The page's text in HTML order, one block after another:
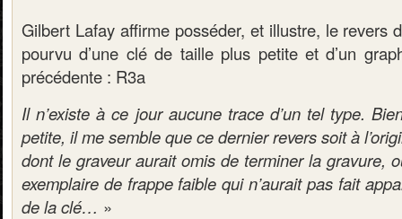
Gilbert Lafay affirme posséder, et illustre, le revers
pourvu d’une clé de taille plus petite et d’un
précédente : R3a
Il n’existe à ce jour aucune trace d’un tel type.
petite, il me semble que ce dernier revers soit à
dont le graveur aurait omis de terminer la gravure,
exemplaire de frappe faible qui n’aurait pas fait
de la clé… »